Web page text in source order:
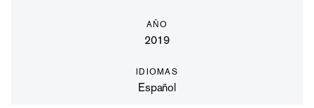
AÑO
2019
IDIOMAS
Español